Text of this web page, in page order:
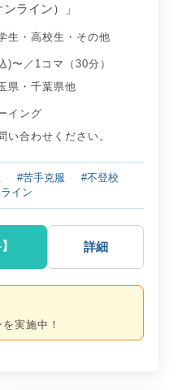
ライン）」
生 ・ 高校生 ・ その他
)〜／1コマ（30分）
県 ・ 千葉県他
イング
い合わせください。
#苦手克服
#不登校
イン
詳細
実施中！